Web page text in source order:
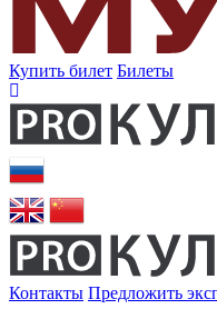
Купить билет Билеты
Контакты Предложить